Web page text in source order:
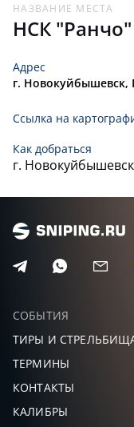
НАЗВАНИЕ МЕСТА
НСК "Ранчо"
Адрес
г.
Ссылка на
Как добраться
г.
СОБЫТИЯ
ТИРЫ И
ТЕРМИНЫ
КОНТАКТЫ
КАЛИБРЫ